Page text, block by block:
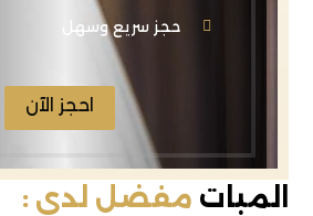
حجز سريع وسهل
احجز الآن
المبات مفضل لدى :